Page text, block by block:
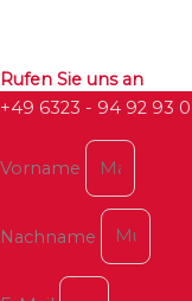
Rufen Sie uns an
+49 6323 - 94 92 93 0
Vorname
Nachname